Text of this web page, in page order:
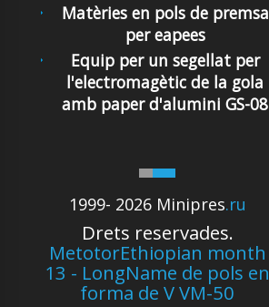
1999- 2026 Minipres.ru
Drets reservades.
MetotorEthiopian month
13 - LongName de pols en
forma de V VM-50
Matèries en pols de premsa
per eapees
Equip per un segellat per
l'electromagètic de la gola
amb paper d'alumini GS-08